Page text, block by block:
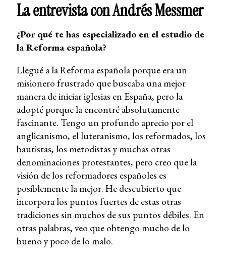
La entrevista con Andrés Messmer
¿Por qué te has especializado en el estudio de
la Reforma española?
Llegué a la Reforma española porque era un
misionero frustrado que buscaba una mejor
manera de iniciar iglesias en España, pero la
adopté porque la encontré absolutamente
fascinante. Tengo un profundo aprecio por el
anglicanismo, el luteranismo, los reformados, los
bautistas, los metodistas y muchas otras
denominaciones protestantes, pero creo que la
visión de los reformadores españoles es
posiblemente la mejor. He descubierto que
incorpora los puntos fuertes de estas otras
tradiciones sin muchos de sus puntos débiles. En
otras palabras, veo que obtengo mucho de lo
bueno y poco de lo malo.